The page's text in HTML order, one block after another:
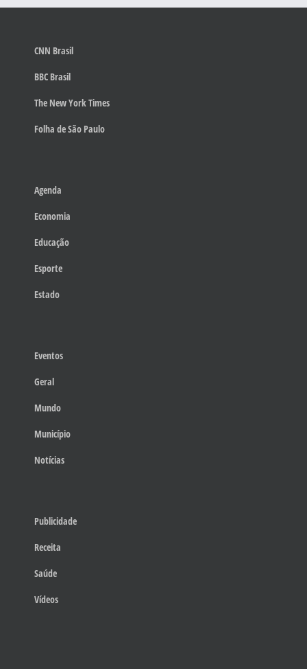
CNN Brasil
BBC Brasil
The New York Times
Folha de São Paulo
Agenda
Economia
Educação
Esporte
Estado
Eventos
Geral
Mundo
Município
Notícias
Publicidade
Receita
Saúde
Vídeos